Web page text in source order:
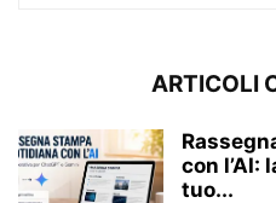
ARTICOLI
con l’AI:
tuo...